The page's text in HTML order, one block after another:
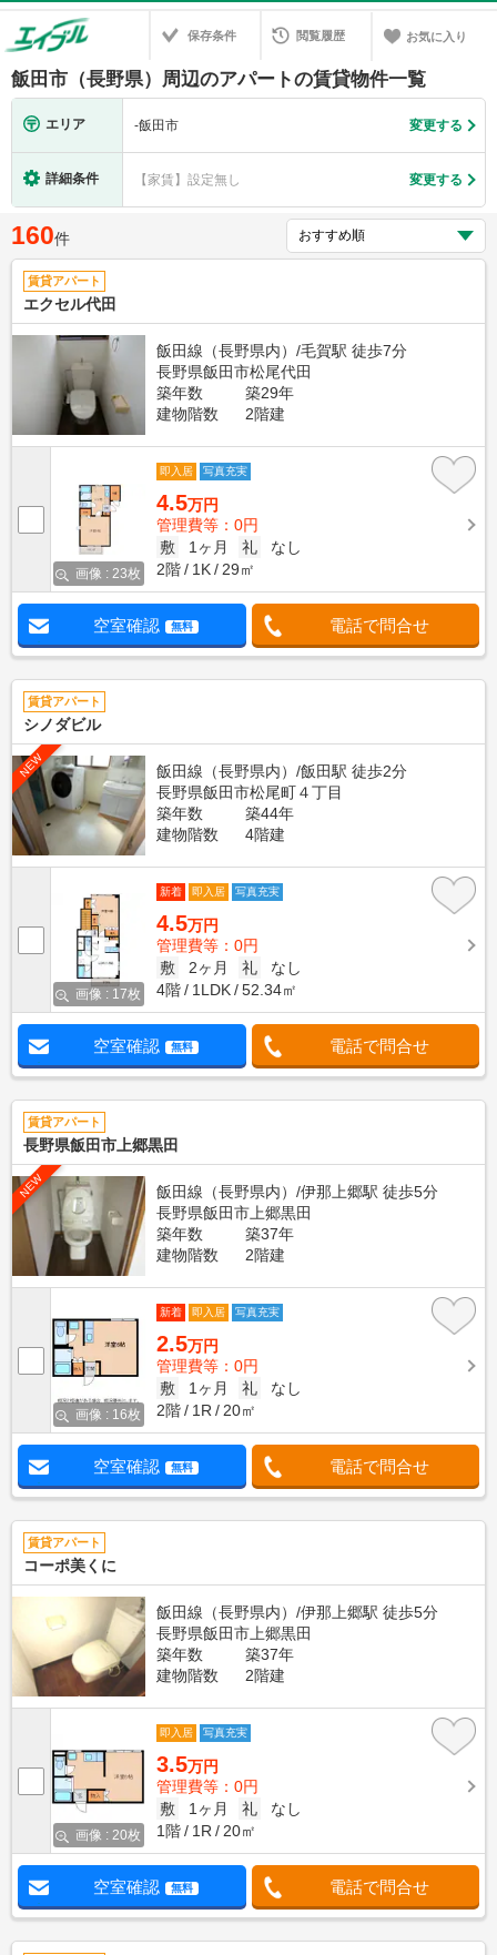
保存条件 閲覧履歴 お気に入り
飯田市（長野県）周辺のアパートの賃貸物件一覧
エリア -飯田市 変更する
詳細条件 【家賃】設定無し 変更する
160件
賃貸アパート
エクセル代田
飯田線（長野県内）/毛賀駅 徒歩7分
長野県飯田市松尾代田
築年数
築29年
建物階数
2階建
画像 : 23枚
即入居 写真充実
4.5万円
管理費等：0円
敷
1ヶ月 礼
なし
2階
1K 29㎡
空室確認 無料 電話で問合せ
賃貸アパート
シノダビル
NEW
飯田線（長野県内）/飯田駅 徒歩2分
長野県飯田市松尾町４丁目
築年数
築44年
建物階数
4階建
画像 : 17枚
新着 即入居 写真充実
4.5万円
管理費等：0円
敷
2ヶ月 礼
なし
4階
1LDK 52.34㎡
空室確認 無料 電話で問合せ
賃貸アパート
長野県飯田市上郷黒田
NEW
飯田線（長野県内）/伊那上郷駅 徒歩5分
長野県飯田市上郷黒田
築年数
築37年
建物階数
2階建
画像 : 16枚
新着 即入居 写真充実
2.5万円
管理費等：0円
敷
1ヶ月 礼
なし
2階
1R 20㎡
空室確認 無料 電話で問合せ
賃貸アパート
コーポ美くに
飯田線（長野県内）/伊那上郷駅 徒歩5分
長野県飯田市上郷黒田
築年数
築37年
建物階数
2階建
画像 : 20枚
即入居 写真充実
3.5万円
管理費等：0円
敷
1ヶ月 礼
なし
1階
1R 20㎡
空室確認 無料 電話で問合せ